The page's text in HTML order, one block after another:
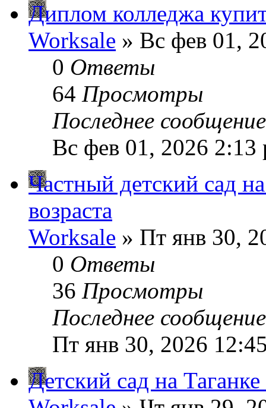
Диплом колледжа
Worksale » Вс фев 01,
0 Ответы
64 Просмотры
Последнее
Вс фев 01, 2026 2:13
Частный детский сад
возраста
Worksale » Пт янв 30,
0 Ответы
36 Просмотры
Последнее
Пт янв 30, 2026
Детский сад на